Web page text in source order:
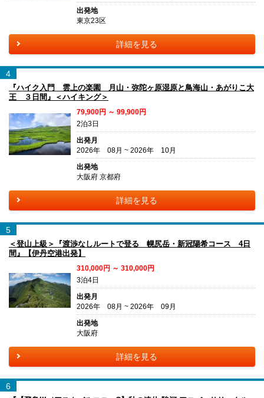
出発地
東京23区
詳細を見る
4
『ハイク入門 雲上の楽園 月山・弥陀ヶ原湿原と鳥海山・あがりこ大
王 ３日間』＜ハイキング＞
79,900円 ～ 99,900円
2泊3日
出発月
2026年 08月 ~ 2026年 10月
出発地
大阪府 京都府
詳細を見る
5
＜登山上級＞『渡渉なしルートで登る 幌尻岳・新冠陽希コース 4日
間』【伊丹空港出発】
310,000円 ～ 310,000円
3泊4日
出発月
2026年 08月 ~ 2026年 09月
出発地
大阪府
詳細を見る
6